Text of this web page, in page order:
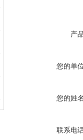
产
您的单
您的姓
联系电